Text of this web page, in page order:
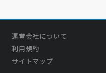
運営会社について
利用規約
サイトマップ